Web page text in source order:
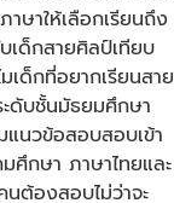
ษาให้เลือกเรียนถึง
เด็กสายศิลป์เทียบ
เด็กที่อยากเรียนสาย
ดับชั้นมัธยมศึกษา
นวข้อสอบสอบเข้า
ศึกษา ภาษาไทยและ
ต้องสอบไม่ว่าจะ